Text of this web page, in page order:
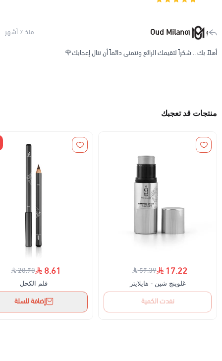
Oud Milano
منذ 7 أشهر
أهلاً بك .. شكراً لتقيمك الرائع ونتمنى دائماً أن ننال إعجابك🌹
منتجات قد تعجبك
17.22
57.39
غلوينج شين - هايلايتر
نفدت الكمية
8.61
28.70
قلم الكحل
إضافة للسلة